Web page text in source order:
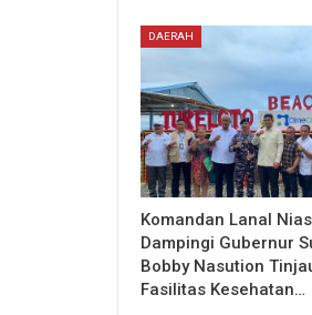
DAERAH
Komandan Lanal Nias
Dampingi Gubernur
Bobby Nasution
Fasilitas Kesehatan…